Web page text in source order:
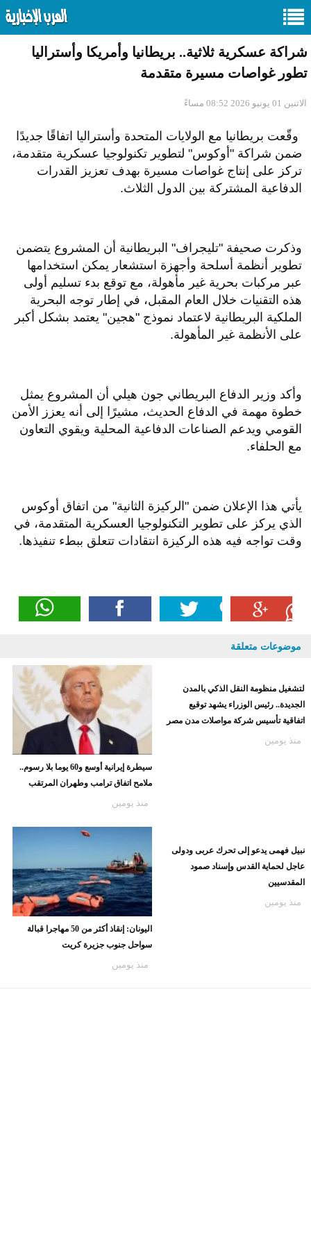
شراكة عسكرية ثلاثية.. بريطانيا وأمريكا وأستراليا
تطور غواصات مسيرة متقدمة
الاثنين 01 يونيو 2026 08:52 مساءً
وقّعت بريطانيا مع الولايات المتحدة وأستراليا اتفاقًا جديدًا
ضمن شراكة "أوكوس" لتطوير تكنولوجيا عسكرية متقدمة،
تركز على إنتاج غواصات مسيرة بهدف تعزيز القدرات
الدفاعية المشتركة بين الدول الثلاث.
وذكرت صحيفة "تليجراف" البريطانية أن المشروع يتضمن
تطوير أنظمة أسلحة وأجهزة استشعار يمكن استخدامها
عبر مركبات بحرية غير مأهولة، مع توقع بدء تسليم أولى
هذه التقنيات خلال العام المقبل، في إطار توجه البحرية
الملكية البريطانية لاعتماد نموذج "هجين" يعتمد بشكل أكبر
على الأنظمة غير المأهولة.
وأكد وزير الدفاع البريطاني جون هيلي أن المشروع يمثل
خطوة مهمة في الدفاع الحديث، مشيرًا إلى أنه يعزز الأمن
القومي ويدعم الصناعات الدفاعية المحلية ويقوي التعاون
مع الحلفاء.
يأتي هذا الإعلان ضمن "الركيزة الثانية" من اتفاق أوكوس
الذي يركز على تطوير التكنولوجيا العسكرية المتقدمة، في
وقت تواجه فيه هذه الركيزة انتقادات تتعلق ببطء تنفيذها.
موضوعات متعلقة
لتشغيل منظومة النقل الذكي بالمدن
الجديدة.. رئيس الوزراء يشهد توقيع
اتفاقية تأسيس شركة مواصلات مدن مصر
منذ يومين
سيطرة إيرانية أوسع و60 يوما بلا رسوم..
ملامح اتفاق ترامب وطهران المرتقب
منذ يومين
نبيل فهمى يدعو إلى تحرك عربى ودولى
عاجل لحماية القدس وإسناد صمود
المقدسيين
منذ يومين
اليونان: إنقاذ أكثر من 50 مهاجرا قبالة
سواحل جنوب جزيرة كريت
منذ يومين